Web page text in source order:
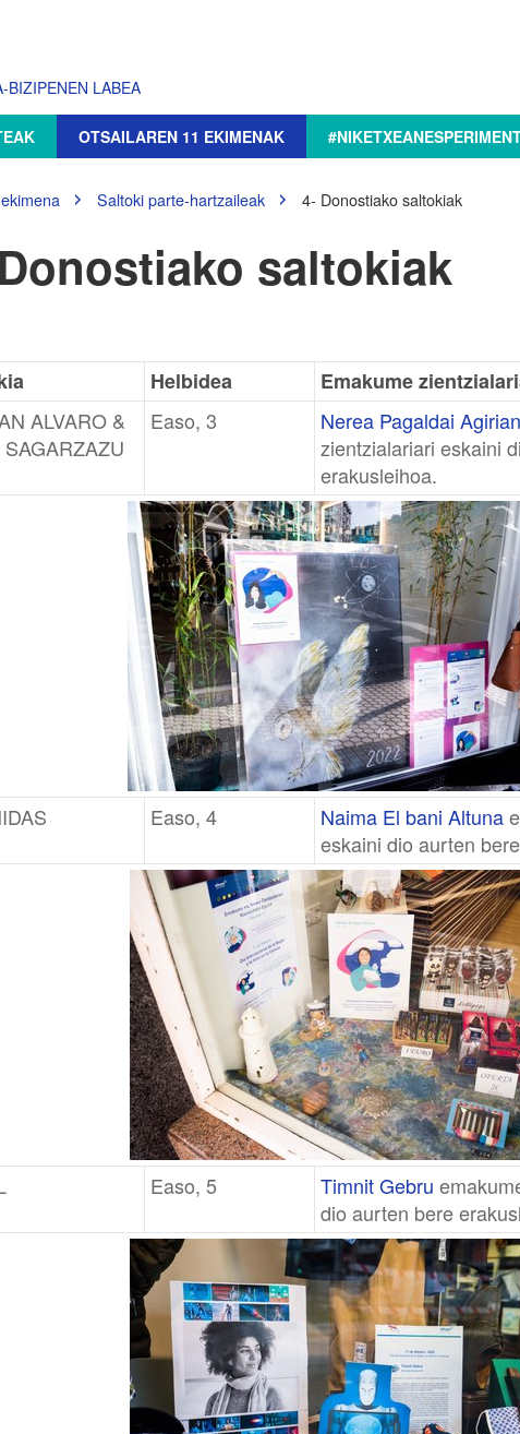
BIZIPENEN LABEA
OTSAILAREN 11 EKIMENAK
Saltoki parte-hartzaileak 4- Donostiako saltokiak
saltokiak
Helbidea
Emakume
ALVARO &
Easo, 3 Nerea Pagaldai
zientzialariari eskaini
erakusleihoa.
Easo, 4 Naima El bani Altuna
eskaini dio aurten
Easo, 5 Timnit Gebru
dio aurten bere